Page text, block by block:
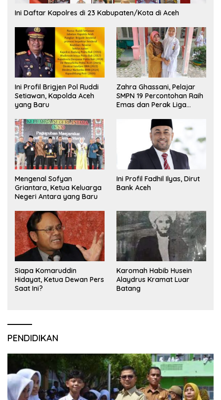
Ini Daftar Kapolres di 23 Kabupaten/Kota di Aceh
Ini Profil Brigjen Pol Ruddi
Setiawan, Kapolda Aceh
yang Baru
Zahra Ghassani, Pelajar
SMPN 19 Percontohan Raih
Emas dan Perak Liga
Mengenal Sofyan
Griantara, Ketua Keluarga
Negeri Antara yang Baru
Ini Profil Fadhil Ilyas, Dirut
Bank Aceh
Siapa Komaruddin
Hidayat, Ketua Dewan Pers
Saat Ini?
Karomah Habib Husein
Alaydrus Kramat Luar
Batang
PENDIDIKAN